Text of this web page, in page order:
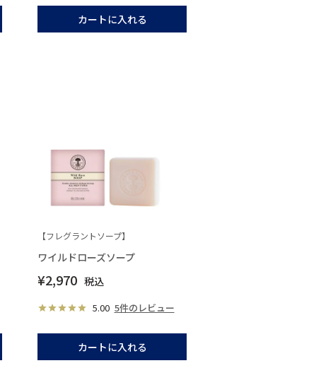
カートに入れる
【フレグラントソープ】
ワイルドローズソープ
¥2,970 税込
5.00 5件のレビュー
カートに入れる